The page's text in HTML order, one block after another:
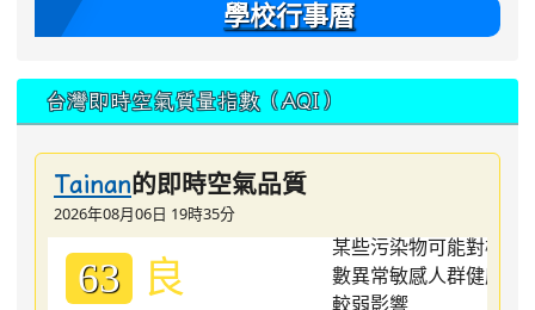
學校行事曆
台灣即時空氣質量指數（AQI）
Tainan的即時空氣品質
2026年08月06日 19時35分
63 良